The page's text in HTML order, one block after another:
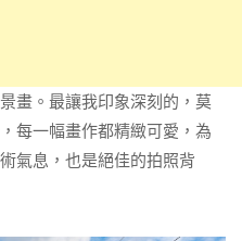
畫。最讓我印象深刻的，莫
每一幅畫作都精緻可愛，為
氣息，也是絕佳的拍照背